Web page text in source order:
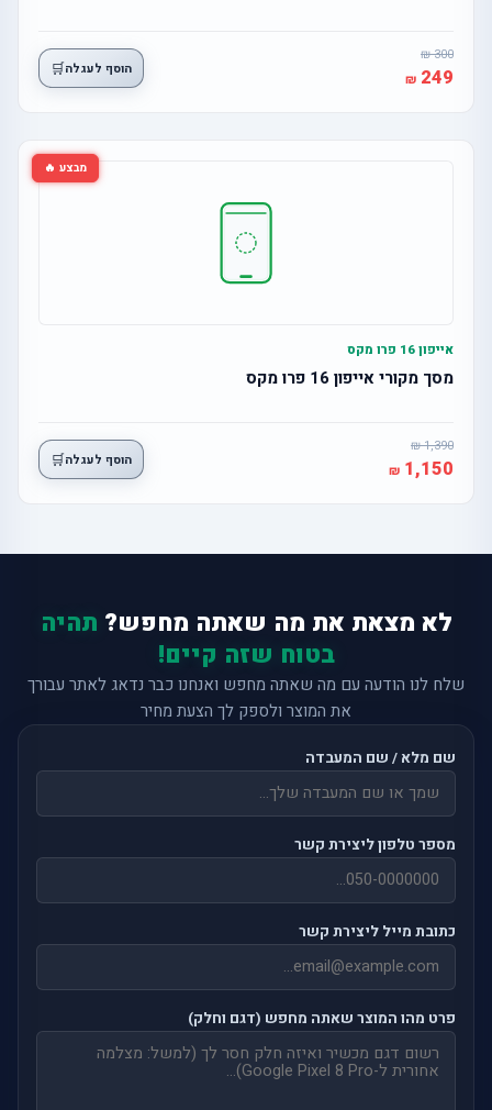
300
249 הוסף לעגלה🛒
מבצע 🔥
אייפון 16 פרו מקס
מסך מקורי אייפון 16 פרו מקס
1,390
1,150 הוסף לעגלה🛒
לא מצאת את מה שאתה מחפש? תהיה
בטוח שזה קיים!
שלח לנו הודעה עם מה שאתה מחפש ואנחנו כבר נדאג לאתר עבורך
את המוצר ולספק לך הצעת מחיר
שם מלא / שם המעבדה
מספר טלפון ליצירת קשר
כתובת מייל ליצירת קשר
פרט מהו המוצר שאתה מחפש (דגם וחלק)